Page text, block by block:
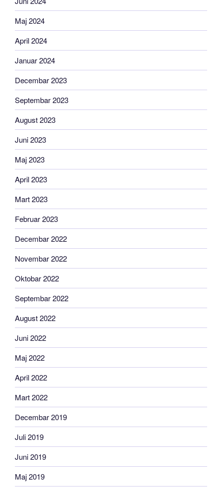
Maj 2024
April 2024
Januar 2024
Decembar 2023
Septembar 2023
August 2023
Juni 2023
Maj 2023
April 2023
Mart 2023
Februar 2023
Decembar 2022
Novembar 2022
Oktobar 2022
Septembar 2022
August 2022
Juni 2022
Maj 2022
April 2022
Mart 2022
Decembar 2019
Juli 2019
Juni 2019
Maj 2019